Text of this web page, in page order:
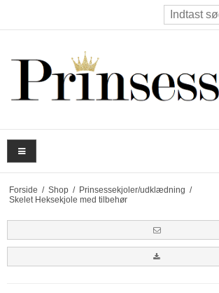
Forside / Shop / Prinsessekjoler/udklædning /
Skelet Heksekjole med tilbehør